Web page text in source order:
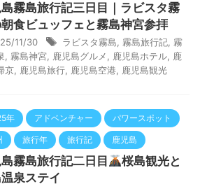
霧島旅行記三日目｜ラビスタ霧
食ビュッフェと霧島神宮参拝
11/30 ラビスタ霧島 霧島旅行記 霧
霧島神宮 鹿児島グルメ 鹿児島ホテル
鹿
京
鹿児島旅行 鹿児島空港 鹿児島観光
年 アドベンチャー パワースポット
旅行年 旅行記 鹿児島
霧島旅行記二日目
桜島観光と
泉ステイ